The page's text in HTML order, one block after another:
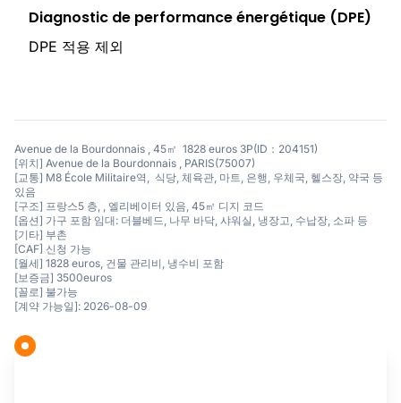
Diagnostic de performance énergétique (DPE)
DPE 적용 제외
Avenue de la Bourdonnais , 45㎡ 1828 euros 3P(ID：204151)
[위치] Avenue de la Bourdonnais , PARIS(75007)
[교통] M8 École Militaire역, 식당, 체육관, 마트, 은행, 우체국, 헬스장, 약국 등
있음
[구조] 프랑스5 층, , 엘리베이터 있음, 45㎡ 디지 코드
[옵션] 가구 포함 임대: 더블베드, 나무 바닥, 샤워실, 냉장고, 수납장, 소파 등
[기타] 부촌
[CAF] 신청 가능
[월세] 1828 euros, 건물 관리비, 냉수비 포함
[보증금] 3500euros
[꼴로] 불가능
[계약 가능일]: 2026-08-09